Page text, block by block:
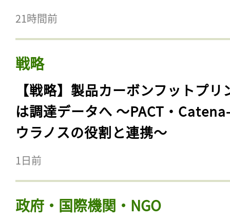
21時間前
戦略
【戦略】製品カーボンフットプリ
は調達データへ 〜PACT・
ウラノスの役割と連携〜
1日前
政府・国際機関・NGO